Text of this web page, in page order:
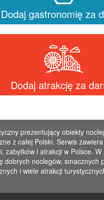
Dodaj gastronomię za
Dodaj atrakcję za
prezentujący obiekty
z całej Polski. Serwis
zabytków i atrakcji w Polsce.
dobrych noclegów, smacznych
i wiele atrakcji